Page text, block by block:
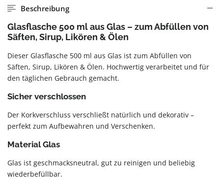
Beschreibung
Glasflasche 500 ml aus Glas – zum Abfüllen von
Säften, Sirup, Likören & Ölen
Dieser Glasflasche 500 ml aus Glas ist zum Abfüllen von
Säften, Sirup, Likören & Ölen. Hochwertig verarbeitet und für
den täglichen Gebrauch gemacht.
Sicher verschlossen
Der Korkverschluss verschließt natürlich und dekorativ –
perfekt zum Aufbewahren und Verschenken.
Material Glas
Glas ist geschmacksneutral, gut zu reinigen und beliebig
wiederbefüllbar.